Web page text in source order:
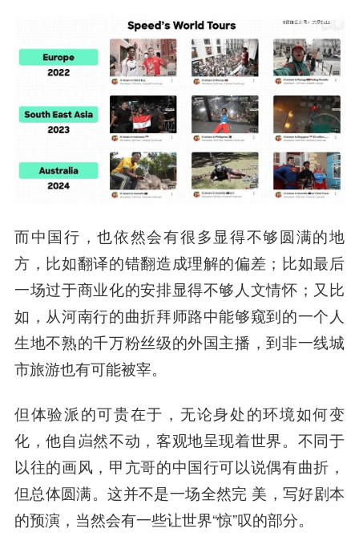
而中国行，也依然会有很多显得不够圆满的地
方，比如翻译的错翻造成理解的偏差；比如最后
一场过于商业化的安排显得不够人文情怀；又比
如，从河南行的曲折拜师路中能够窥到的一个人
生地不熟的千万粉丝级的外国主播，到非一线城
市旅游也有可能被宰。
但体验派的可贵在于，无论身处的环境如何变
化，他自岿然不动，客观地呈现着世界。不同于
以往的画风，甲亢哥的中国行可以说偶有曲折，
但总体圆满。这并不是一场全然完 美，写好剧本
的预演，当然会有一些让世界“惊”叹的部分。